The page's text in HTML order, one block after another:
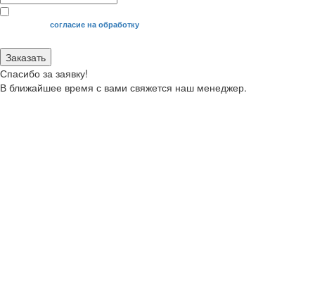
Я даю своесогласие на обработку
Заказать
Спасибо за заявку!
В ближайшее время с вами свяжется наш менеджер.